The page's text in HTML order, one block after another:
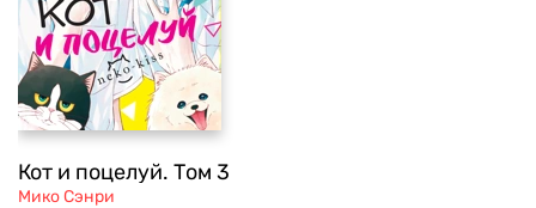
Кот и поцелуй. Том 3
Мико Сэнри